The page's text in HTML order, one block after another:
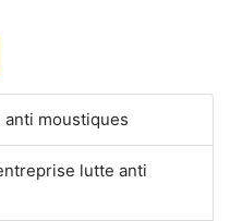
moustiques
lutte anti